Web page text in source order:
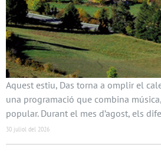
Aquest estiu, Das torna a omplir el
una programació que combina
popular. Durant el mes d’agost, els
30 juliol del 2026